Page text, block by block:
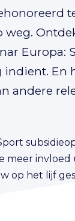
weg.
Europa:
indient. En
andere
meer
op het lijf